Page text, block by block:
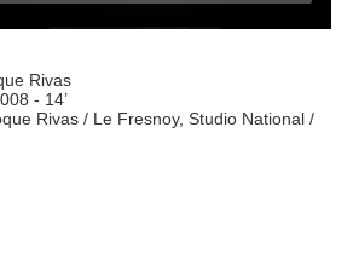
Rivas
- 14’
Rivas / Le Fresnoy, Studio National /